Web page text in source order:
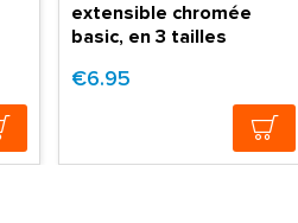
extensible chromée
basic, en 3 tailles
€6.95